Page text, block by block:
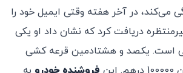
می‌کند، در آخر هفته وقتی ایمیل خود را
دریافت کرد که نشان داد او یکی
است. یکصد و هشتادمین قرعه کشی